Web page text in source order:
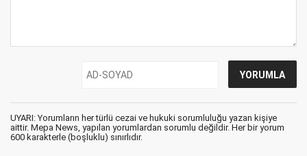
UYARI: Yorumların her türlü cezai ve hukuki sorumluluğu yazan kişiye
aittir. Mepa News, yapılan yorumlardan sorumlu değildir. Her bir yorum
600 karakterle (boşluklu) sınırlıdır.